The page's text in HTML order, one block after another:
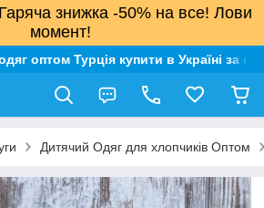
знижка -50% на все! Лови
момент!
оптом Турція купити в Україні за
Дитячий Одяг для хлопчиків Оптом